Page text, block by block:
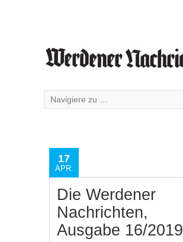
17
APR.
Die Werdener
Nachrichten,
Ausgabe 16/2019